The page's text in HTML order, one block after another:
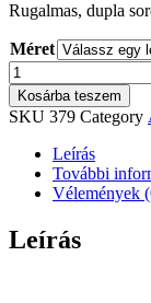
Rugalmas, dupla
Méret
Aura
tisztító,
stabilitást
adó,
idegrendszer
erősítő
karkötő
mennyiség
Kosárba teszem
SKU 379 Category
Leírás
További
Vélemények
Leírás